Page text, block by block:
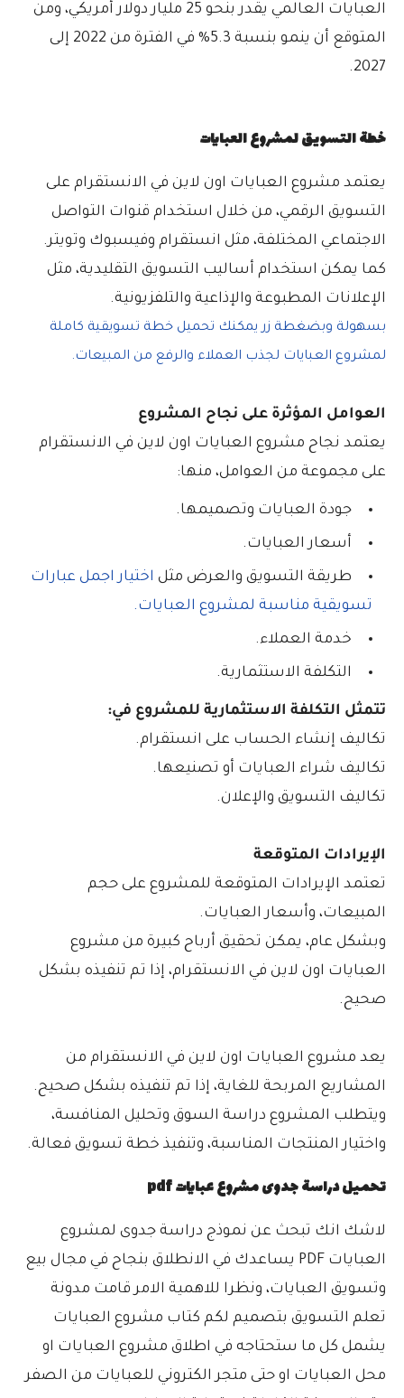
العبايات العالمي يقدر بنحو 25 مليار دولار أمريكي، ومن
المتوقع أن ينمو بنسبة 5.3% في الفترة من 2022 إلى
2027.
خطة التسويق لمشروع العبايات
يعتمد مشروع العبايات اون لاين في الانستقرام على
التسويق الرقمي، من خلال استخدام قنوات التواصل
الاجتماعي المختلفة، مثل انستقرام وفيسبوك وتويتر.
كما يمكن استخدام أساليب التسويق التقليدية، مثل
الإعلانات المطبوعة والإذاعية والتلفزيونية.
بسهولة وبضغطة زر يمكنك تحميل خطة تسويقية كاملة
لمشروع العبايات لجذب العملاء والرفع من المبيعات.
العوامل المؤثرة على نجاح المشروع
يعتمد نجاح مشروع العبايات اون لاين في الانستقرام
على مجموعة من العوامل، منها:
جودة العبايات وتصميمها.
أسعار العبايات.
طريقة التسويق والعرض مثل اختيار اجمل عبارات
تسويقية مناسبة لمشروع العبايات.
خدمة العملاء.
التكلفة الاستثمارية.
تتمثل التكلفة الاستثمارية للمشروع في:
تكاليف إنشاء الحساب على انستقرام.
تكاليف شراء العبايات أو تصنيعها.
تكاليف التسويق والإعلان.
الإيرادات المتوقعة
تعتمد الإيرادات المتوقعة للمشروع على حجم
المبيعات، وأسعار العبايات.
وبشكل عام، يمكن تحقيق أرباح كبيرة من مشروع
العبايات اون لاين في الانستقرام، إذا تم تنفيذه بشكل
صحيح.
يعد مشروع العبايات اون لاين في الانستقرام من
المشاريع المربحة للغاية، إذا تم تنفيذه بشكل صحيح.
ويتطلب المشروع دراسة السوق وتحليل المنافسة،
واختيار المنتجات المناسبة، وتنفيذ خطة تسويق فعالة.
تحميل دراسة جدوى مشروع عبايات pdf
لاشك انك تبحث عن نموذج دراسة جدوى لمشروع
العبايات PDF يساعدك في الانطلاق بنجاح في مجال بيع
وتسويق العبايات، ونظرا للاهمية الامر قامت مدونة
تعلم التسويق بتصميم لكم كتاب مشروع العبايات
يشمل كل ما ستحتاجه في اطلاق مشروع العبايات او
محل العبايات او حتى متجر الكتروني للعبايات من الصفر